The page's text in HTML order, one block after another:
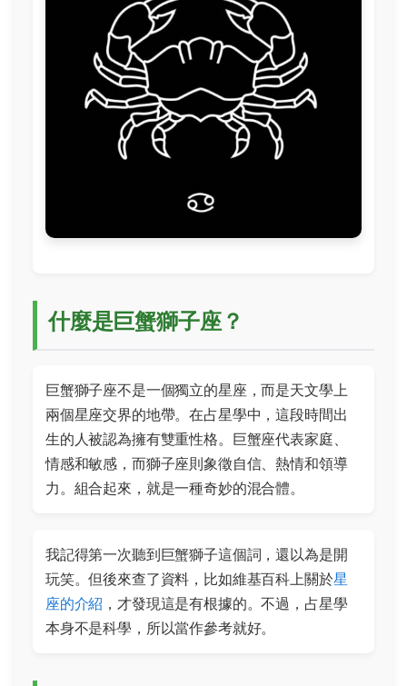
什麼是巨蟹獅子座？
巨蟹獅子座不是一個獨立的星座，而是天文學上
兩個星座交界的地帶。在占星學中，這段時間出
生的人被認為擁有雙重性格。巨蟹座代表家庭、
情感和敏感，而獅子座則象徵自信、熱情和領導
力。組合起來，就是一種奇妙的混合體。
我記得第一次聽到巨蟹獅子這個詞，還以為是開
玩笑。但後來查了資料，比如維基百科上關於星
座的介紹 ，才發現這是有根據的。不過，占星學
本身不是科學，所以當作參考就好。